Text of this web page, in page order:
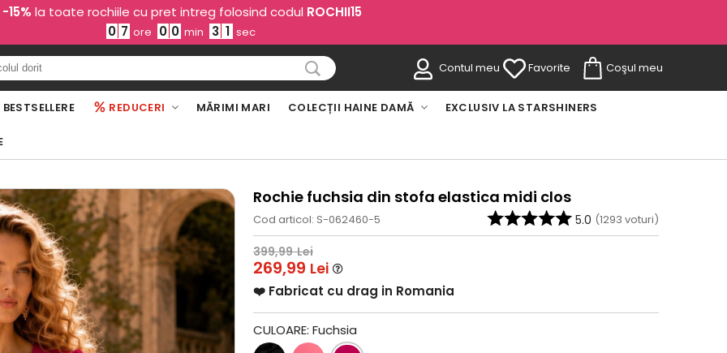
-15% la toate rochiile cu pret intreg folosind codul ROCHII15
0 7 ore 0 0 min 2 9 sec
Contul meu Favorite Coşul meu
BESTSELLERE REDUCERI MĂRIMI MARI COLECȚII HAINE DAMĂ EXCLUSIV LA STARSHINERS
Rochie fuchsia din stofa elastica midi clos
Cod articol: S-062460-5 5.0 (1293 voturi)
399,99 Lei
269,99 Lei
❤️ Fabricat cu drag in Romania
CULOARE:Fuchsia